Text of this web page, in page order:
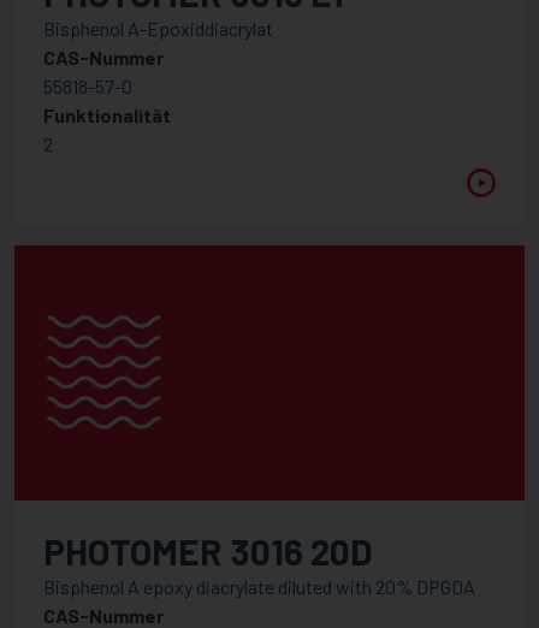
FUNKTIONALITÄT
2
3
VISKOSITÄT @ 25°C
Zwischen
Bisphenol A-Epoxiddiacrylat
CAS-Nummer
55818-57-0
Funktionalität
2
PHOTOMER 3016 20D
Bisphenol A epoxy diacrylate diluted with 20% DPGDA
CAS-Nummer